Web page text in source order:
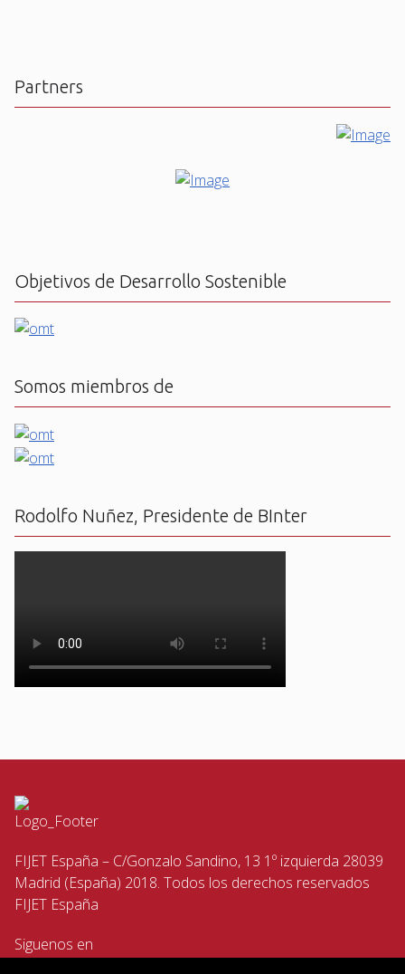
Partners
Objetivos de Desarrollo Sostenible
Somos miembros de
Rodolfo Nuñez, Presidente de BInter
FIJET España – C/Gonzalo Sandino, 13 1º izquierda 28039
Madrid (España) 2018. Todos los derechos reservados
FIJET España
Siguenos en